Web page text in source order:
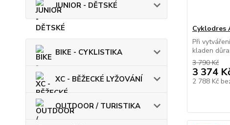
JUNIOR - DĚTSKÉ
BIKE - CYKLISTIKA
XC - BĚŽECKÉ LYŽOVÁNÍ
OUTDOOR / TURISTIKA
Cyklodres
Při
kladen
3 790 Kč
3 374
2 788 Kč